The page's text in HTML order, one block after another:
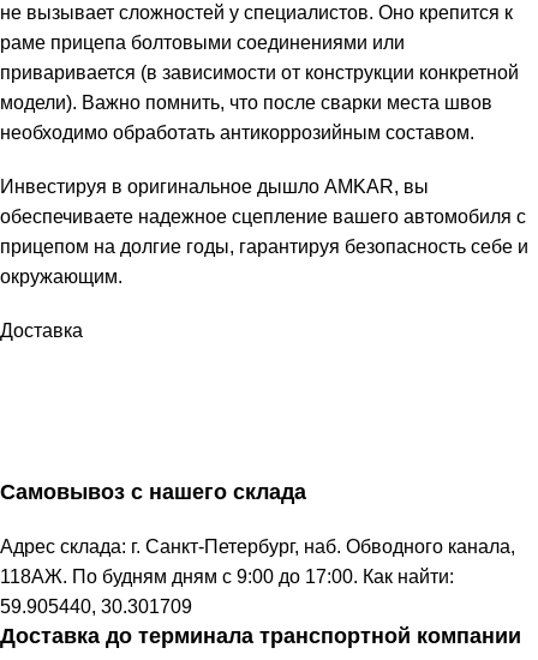
не вызывает сложностей у специалистов. Оно крепится к
раме прицепа болтовыми соединениями или
приваривается (в зависимости от конструкции конкретной
модели). Важно помнить, что после сварки места швов
необходимо обработать антикоррозийным составом.
Инвестируя в оригинальное дышло AMKAR, вы
обеспечиваете надежное сцепление вашего автомобиля с
прицепом на долгие годы, гарантируя безопасность себе и
окружающим.
Доставка
Самовывоз с нашего склада
Адрес склада: г. Санкт-Петербург, наб. Обводного канала,
118АЖ. По будням дням с 9:00 до 17:00. Как найти:
59.905440, 30.301709
Доставка до терминала транспортной компании